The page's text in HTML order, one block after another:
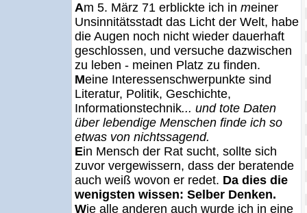
Am 5. März 71 erblickte ich in meiner
Unsinnitätsstadt das Licht der Welt, habe
die Augen noch nicht wieder dauerhaft
geschlossen, und versuche dazwischen
zu leben - meinen Platz zu finden.
Meine Interessenschwerpunkte sind
Literatur, Politik, Geschichte,
Informationstechnik... und tote Daten
über lebendige Menschen finde ich so
etwas von nichtssagend.
Ein Mensch der Rat sucht, sollte sich
zuvor vergewissern, dass der beratende
auch weiß wovon er redet. Da dies die
wenigsten wissen: Selber Denken.
Wie alle anderen auch wurde ich in eine